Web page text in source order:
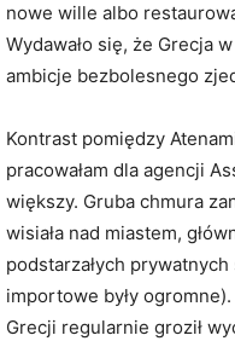
nowe wille albo
Wydawało się, że Grecja
ambicje bezbolesnego
Kontrast pomiędzy
pracowałam dla agencji
większy. Gruba chmura
wisiała nad miastem,
podstarzałych
importowe były
Grecji regularnie groził